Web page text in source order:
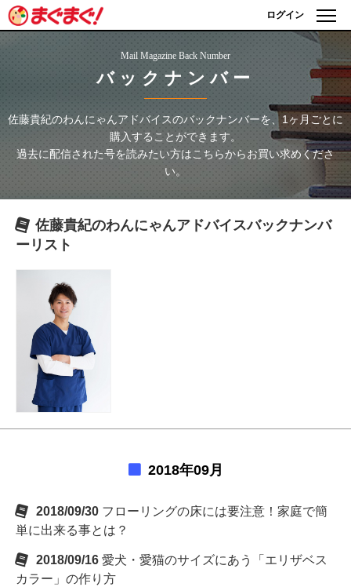
ログイン
Mail Magazine Back Number
バックナンバー
佐藤貴紀のわんにゃんアドバイスのバックナンバーを、1ヶ月ごとに
購入することができます。
過去に配信された号を読みたい方はこちらからお買い求めくださ
い。
佐藤貴紀のわんにゃんアドバイスバックナンバ
ーリスト
2018年09月
2018/09/30 フローリングの床には要注意！家庭で簡
単に出来る事とは？
2018/09/16 愛犬・愛猫のサイズにあう「エリザベス
カラー」の作り方